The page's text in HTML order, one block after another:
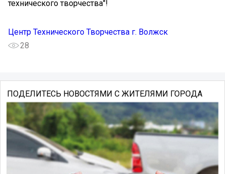
технического творчества"!
Центр Технического Творчества г. Волжск
28
ПОДЕЛИТЕСЬ НОВОСТЯМИ С ЖИТЕЛЯМИ ГОРОДА